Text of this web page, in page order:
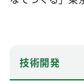
技術開発